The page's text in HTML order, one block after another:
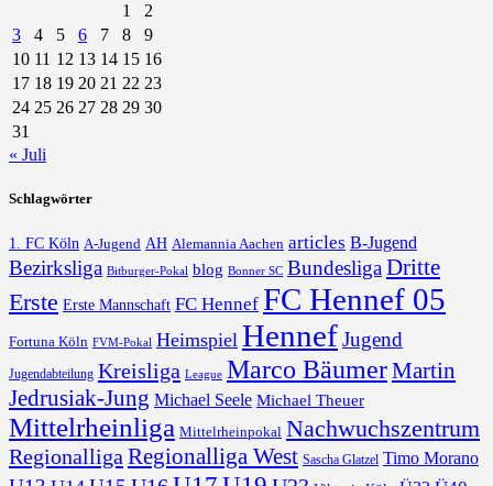
1
2
3
4 5 6 7 8
9
10 11 12 13 14 15 16
17 18 19 20 21 22 23
24 25 26 27 28 29 30
31
« Juli
Schlagwörter
1. FC Köln A-Jugend AH Alemannia Aachen articles B-Jugend
Bezirksliga Bitburger-Pokal blog Bonner SC Bundesliga Dritte
Erste Erste Mannschaft FC Hennef FC Hennef 05
Fortuna Köln FVM-Pokal Heimspiel HennefJugend
Jugendabteilung Kreisliga League Marco BäumerMartin
Jedrusiak-Jung Michael Seele Michael Theuer
Mittelrheinliga Mittelrheinpokal Nachwuchszentrum
Regionalliga Regionalliga West Sascha Glatzel Timo Morano